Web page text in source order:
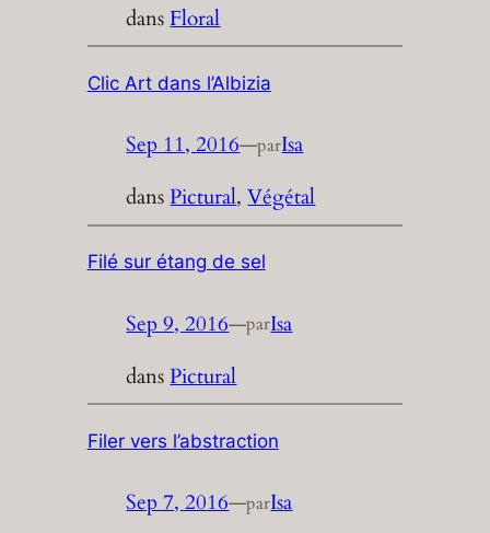
dans Floral
Clic Art dans l’Albizia
Sep 11, 2016—parIsa
dansPictural, Végétal
Filé sur étang de sel
Sep 9, 2016—parIsa
dansPictural
Filer vers l’abstraction
Sep 7, 2016—parIsa